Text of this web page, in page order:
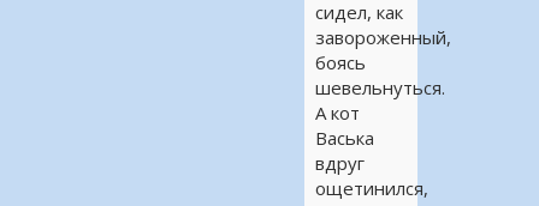
сидел, как
завороженный,
боясь
шевельнуться.
А кот
Васька
вдруг
ощетинился,